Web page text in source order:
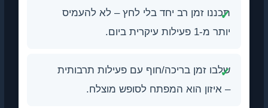
תכננו זמן רב יחד בלי לחץ – לא להעמיס
יותר מ-1 פעילות עיקרית ביום.
שלבו זמן בריכה/חוף עם פעילות תרבותית
– איזון הוא המפתח לסופש מוצלח.